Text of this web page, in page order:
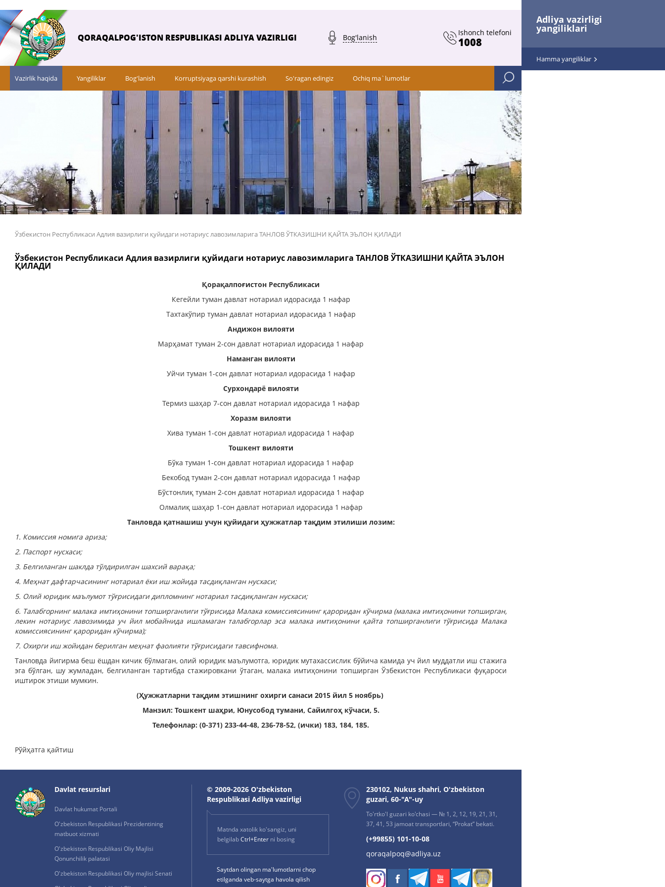
Adliya vazirligi
yangiliklari
Hamma yangiliklar
QORAQALPOG'ISTON RESPUBLIKASI ADLIYA VAZIRLIGI Bog'lanish
Ishonch telefoni
1008
Vazirlik haqida Yangiliklar Bog'lanish Korruptsiyaga qarshi kurashish So'ragan edingiz Ochiq ma`lumotlar
Ўзбекистон Республикаси Адлия вазирлиги қуйидаги нотариус лавозимларига ТАНЛОВ ЎТКАЗИШНИ ҚАЙТА ЭЪЛОН ҚИЛАДИ
Ўзбекистон Республикаси Адлия вазирлиги қуйидаги нотариус лавозимларига ТАНЛОВ ЎТКАЗИШНИ ҚАЙТА ЭЪЛОН
ҚИЛАДИ
Қорақалпоғистон Республикаси
Кегейли туман давлат нотариал идорасида 1 нафар
Тахтакўпир туман давлат нотариал идорасида 1 нафар
Андижон вилояти
Марҳамат туман 2-сон давлат нотариал идорасида 1 нафар
Наманган вилояти
Уйчи туман 1-сон давлат нотариал идорасида 1 нафар
Сурхондарё вилояти
Термиз шаҳар 7-сон давлат нотариал идорасида 1 нафар
Хоразм вилояти
Хива туман 1-сон давлат нотариал идорасида 1 нафар
Тошкент вилояти
Бўка туман 1-сон давлат нотариал идорасида 1 нафар
Бекобод туман 2-сон давлат нотариал идорасида 1 нафар
Бўстонлиқ туман 2-сон давлат нотариал идорасида 1 нафар
Олмалиқ шаҳар 1-сон давлат нотариал идорасида 1 нафар
Танловда қатнашиш учун қуйидаги ҳужжатлар тақдим этилиши лозим:
1. Комиссия номига ариза;
2. Паспорт нусхаси;
3. Белгиланган шаклда тўлдирилган шахсий варақа;
4. Меҳнат дафтарчасининг нотариал ёки иш жойида тасдиқланган нусхаси;
5. Олий юридик маълумот тўғрисидаги дипломнинг нотариал тасдиқланган нусхаси;
6. Талабгорнинг малака имтиҳонини топширганлиги тўғрисида Малака комиссиясининг қароридан кў­чирма (малака имтиҳонини топширган,
лекин нотариус лавозимида уч йил мобайнида ишламаган талабгорлар эса малака имтиҳонини қайта топширганлиги тўғрисида Малака
комиссиясининг қа­роридан кўчирма);
7. Охирги иш жойидан берилган меҳнат фаолияти тўғрисидаги тавсифнома.
Танловда йигирма беш ёш­дан кичик бўлмаган, олий юридик маълумотга, юридик мутахассислик бўйича камида уч йил муддатли иш стажига
эга бўлган, шу жумладан, белгиланган тартибда стажировкани ўтаган, малака имтиҳонини топширган Ўзбекистон Республикаси фуқароси
иштирок этиши мумкин.
(Ҳужжатларни тақдим этишнинг охирги санаси 2015 йил 5 ноябрь)
Манзил: Тошкент шаҳри, Юнусобод тумани, Cайилгоҳ кўчаси, 5.
Телефонлар: (0-371) 233-44-48, 236-78-52, (ички) 183, 184, 185.
Рўйҳатга қайтиш
Davlat resurslari
Davlat hukumat Portali
O'zbekiston Respublikasi Prezidentining
matbuot xizmati
O'zbekiston Respublikasi Oliy Majlisi
Qonunchilik palatasi
O'zbekiston Respublikasi Oliy majlisi Senati
© 2009-2026 O'zbekiston
Respublikasi Adliya vazirligi
Matnda xatolik ko'sangiz, uni
belgilabCtrl+Enterni bosing
Saytdan olingan ma'lumotlarni chop
etilganda veb-saytga havola qilish
230102, Nukus shahri, O'zbekiston
guzari, 60-"A"-uy
To'rtko'l guzari ko'chasi — № 1, 2, 12, 19, 21, 31,
37, 41, 53 jamoat transportlari, “Prokat” bekati.
(+99855) 101-10-08
qoraqalpoq@adliya.uz